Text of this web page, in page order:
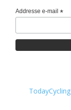
Addresse e-mail*
TodayCycling